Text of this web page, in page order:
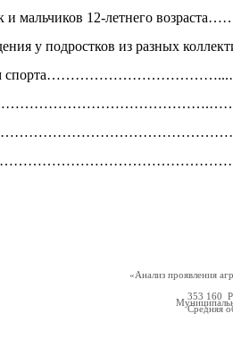
и мальчиков 12-летнего
у подростков из разных
видам
«Анализ проявления
353 160
Средняя